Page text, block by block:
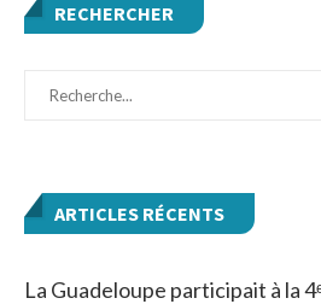
RECHERCHER
ARTICLES RÉCENTS
La Guadeloupe participait à la